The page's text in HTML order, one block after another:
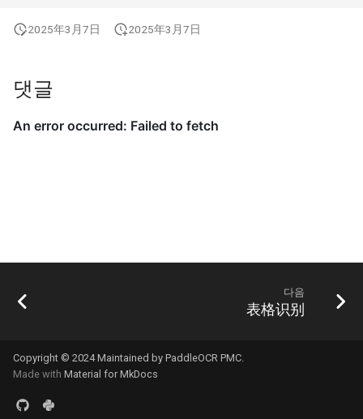
2025年3月7日 2025年3月7日
댓글
다음
表格识别
Copyright © 2024 Maintained by PaddleOCR PMC.
Made with Material for MkDocs